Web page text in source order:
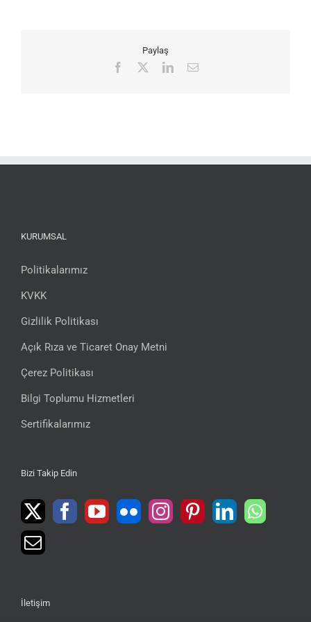
Paylaş
Facebook LinkedInEmail
KURUMSAL
Politikalarımız
KVKK
Gizlilik Politikası
Açık Rıza ve Ticaret Onay Metni
Çerez Politikası
Bilgi Toplumu Hizmetleri
Sertifikalarımız
Bizi Takip Edin
İletişim